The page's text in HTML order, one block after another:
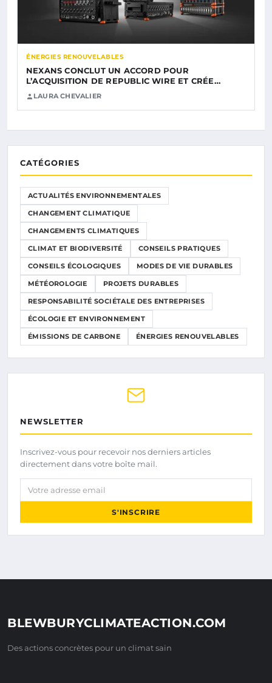
ÉNERGIES RENOUVELABLES
NEXANS CONCLUT UN ACCORD POUR
L’ACQUISITION DE REPUBLIC WIRE ET CRÉE…
LAURA CHEVALIER
CATÉGORIES
ACTUALITÉS ENVIRONNEMENTALES
CHANGEMENT CLIMATIQUE
CHANGEMENTS CLIMATIQUES
CLIMAT ET BIODIVERSITÉ CONSEILS PRATIQUES
CONSEILS ÉCOLOGIQUES MODES DE VIE DURABLES
MÉTÉOROLOGIE PROJETS DURABLES
RESPONSABILITÉ SOCIÉTALE DES ENTREPRISES
ÉCOLOGIE ET ENVIRONNEMENT
ÉMISSIONS DE CARBONE ÉNERGIES RENOUVELABLES
NEWSLETTER
Inscrivez-vous pour recevoir nos derniers articles
directement dans votre boîte mail.
Votre adresse email
S'INSCRIRE
BLEWBURYCLIMATEACTION.COM
Des actions concrètes pour un climat sain